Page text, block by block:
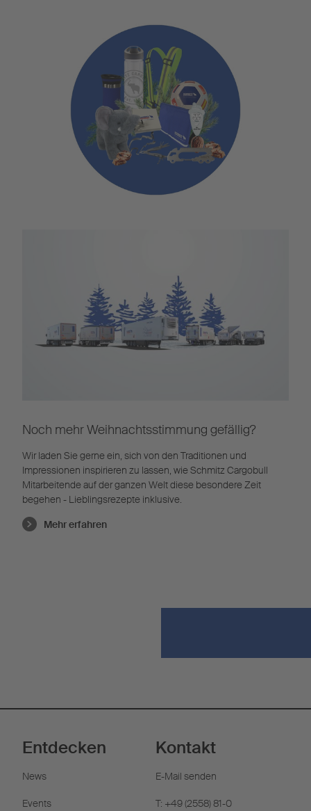
Noch mehr Weihnachtsstimmung gefällig?
Wir laden Sie gerne ein, sich von den Traditionen und
Impressionen inspirieren zu lassen, wie Schmitz Cargobull
Mitarbeitende auf der ganzen Welt diese besondere Zeit
begehen - Lieblingsrezepte inklusive.
Mehr erfahren
Entdecken
News
Events
Kontakt
E-Mail senden
T: +49 (2558) 81-0